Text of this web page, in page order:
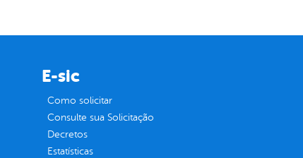
E-sic
Como solicitar
Consulte sua Solicitação
Decretos
Estatísticas